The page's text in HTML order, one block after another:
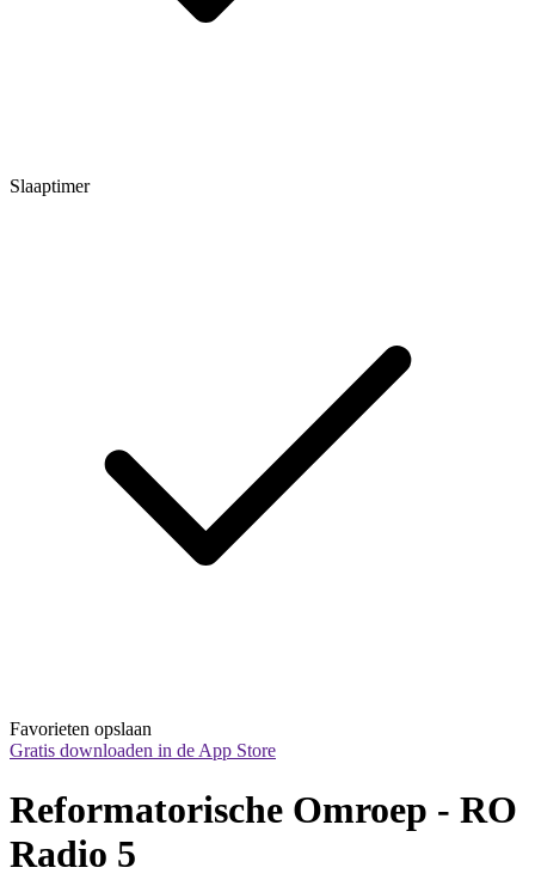
Slaaptimer
Favorieten opslaan
Gratis downloaden in de App Store
Reformatorische Omroep - RO
Radio 5